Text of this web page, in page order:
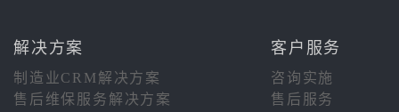
解决方案 客户服务
制造业CRM解决方案
咨询实施
售后维保服务解决方案
售后服务